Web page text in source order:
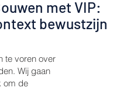
met VIP:
bewustzijn
te voren over
Wij gaan
om de